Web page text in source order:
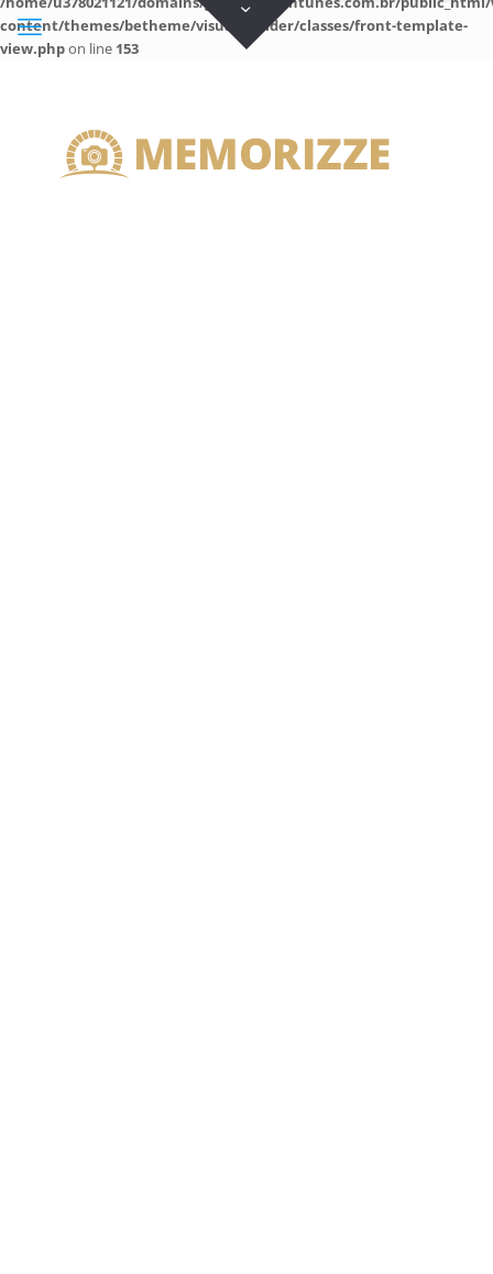
content/themes/betheme/visual-builder/classes/front-template-
view.phpon line 153